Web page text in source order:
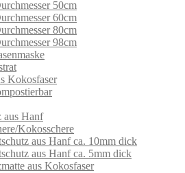
50cm
60cm
80cm
98cm
Kokosfaser
aus Hanf
Kokosschere
aus Hanf ca. 10mm dick
aus Hanf ca. 5mm dick
aus Kokosfaser